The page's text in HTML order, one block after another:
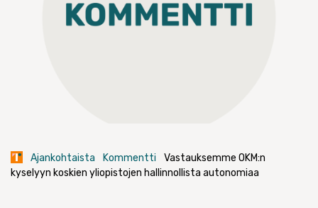
Ajankohtaista Kommentti
Vastauksemme OKM:n
kyselyyn koskien yliopistojen hallinnollista autonomiaa